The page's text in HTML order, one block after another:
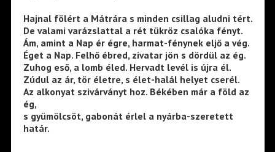
Hajnal fölért a Mátrára s minden csillag aludni tért.
De valami varázslattal a rét tükröz csalóka fényt.
Ám, amint a Nap ér égre, harmat-fénynek eljő a vég.
Éget a Nap. Felhő ébred, zivatar jön s dördül az ég.
Zuhog eső, a lomb éled. Hervadt levél is újra él.
Zúdul az ár, tör életre, s élet-halál helyet cserél.
Az alkonyat szivárványt hoz. Békében már a föld az
ég,
s gyümölcsöt, gabonát érlel a nyárba-szeretett
határ.